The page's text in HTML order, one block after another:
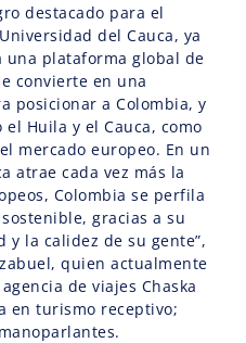
destacado para el
del Cauca, ya
una plataforma global de
convierte en una
posicionar a Colombia, y
Huila y el Cauca, como
mercado europeo. En un
atrae cada vez más la
Colombia se perfila
gracias a su
la calidez de su gente”,
quien actualmente
de viajes Chaska
en turismo receptivo;